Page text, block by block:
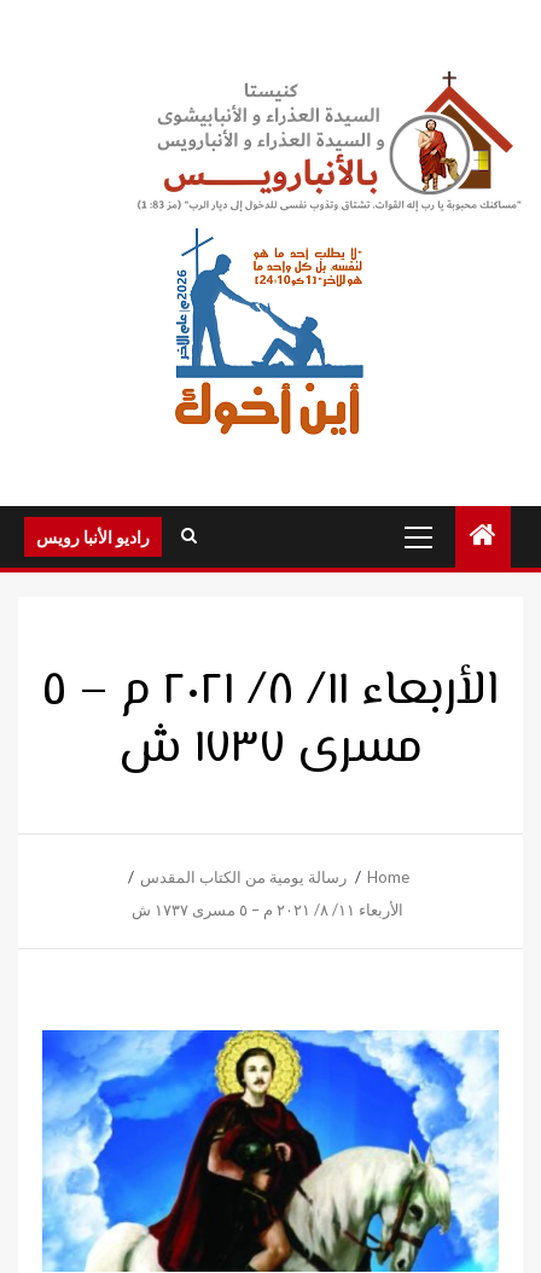
Menu
راديو الأنبا رويس
الأربعاء ١١/ ٨/ ٢٠٢١ م – ٥
مسرى ١٧٣٧ ش
Home
رسالة يومية من الكتاب المقدس
الأربعاء ١١/ ٨/ ٢٠٢١ م – ٥ مسرى ١٧٣٧ ش